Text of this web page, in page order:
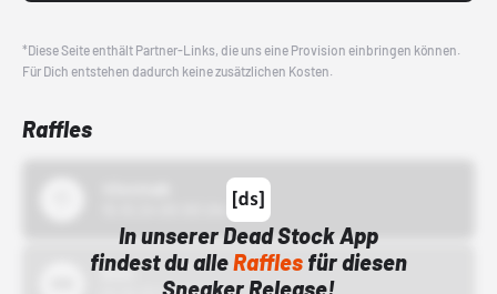
*Diese Seite enthält Partner-Links, die uns eine Provision einbringen können.
Für Dich entstehen dadurch keine zusätzlichen Kosten.
Raffles
In unserer Dead Stock App
findest du alleRafflesfür diesen
Sneaker Release!
Bstn